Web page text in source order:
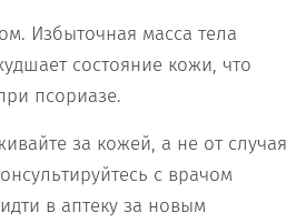
Избыточная масса тела
состояние кожи, что
псориазе.
за кожей, а не от случая
с врачом
в аптеку за новым